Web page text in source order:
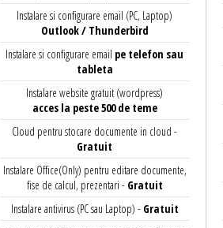
Instalare si configurare email (PC, Laptop)
Outlook / Thunderbird
Instalare si configurare email pe telefon sau
tableta
Instalare website gratuit (wordpress)
acces la peste 500 de teme
Cloud pentru stocare documente in cloud -
Gratuit
Instalare Office(Only) pentru editare documente,
fise de calcul, prezentari - Gratuit
Instalare antivirus (PC sau Laptop) - Gratuit